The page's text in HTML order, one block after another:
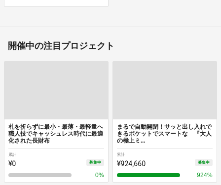
開催中の注目プロジェクト
札を折らずに最小・最薄・最軽量へ
職人技でキャッシュレス時代に最適
化された長財布
累計
¥0 募集中
0%
まるで自動開閉！サッと出し入れで
きるポケットでスマートな 『大人
の極上ミ...
累計
¥924,660 募集中
924%